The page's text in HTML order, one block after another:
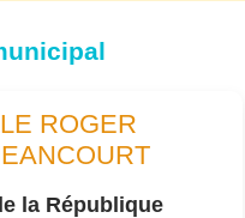
ROGER
la République